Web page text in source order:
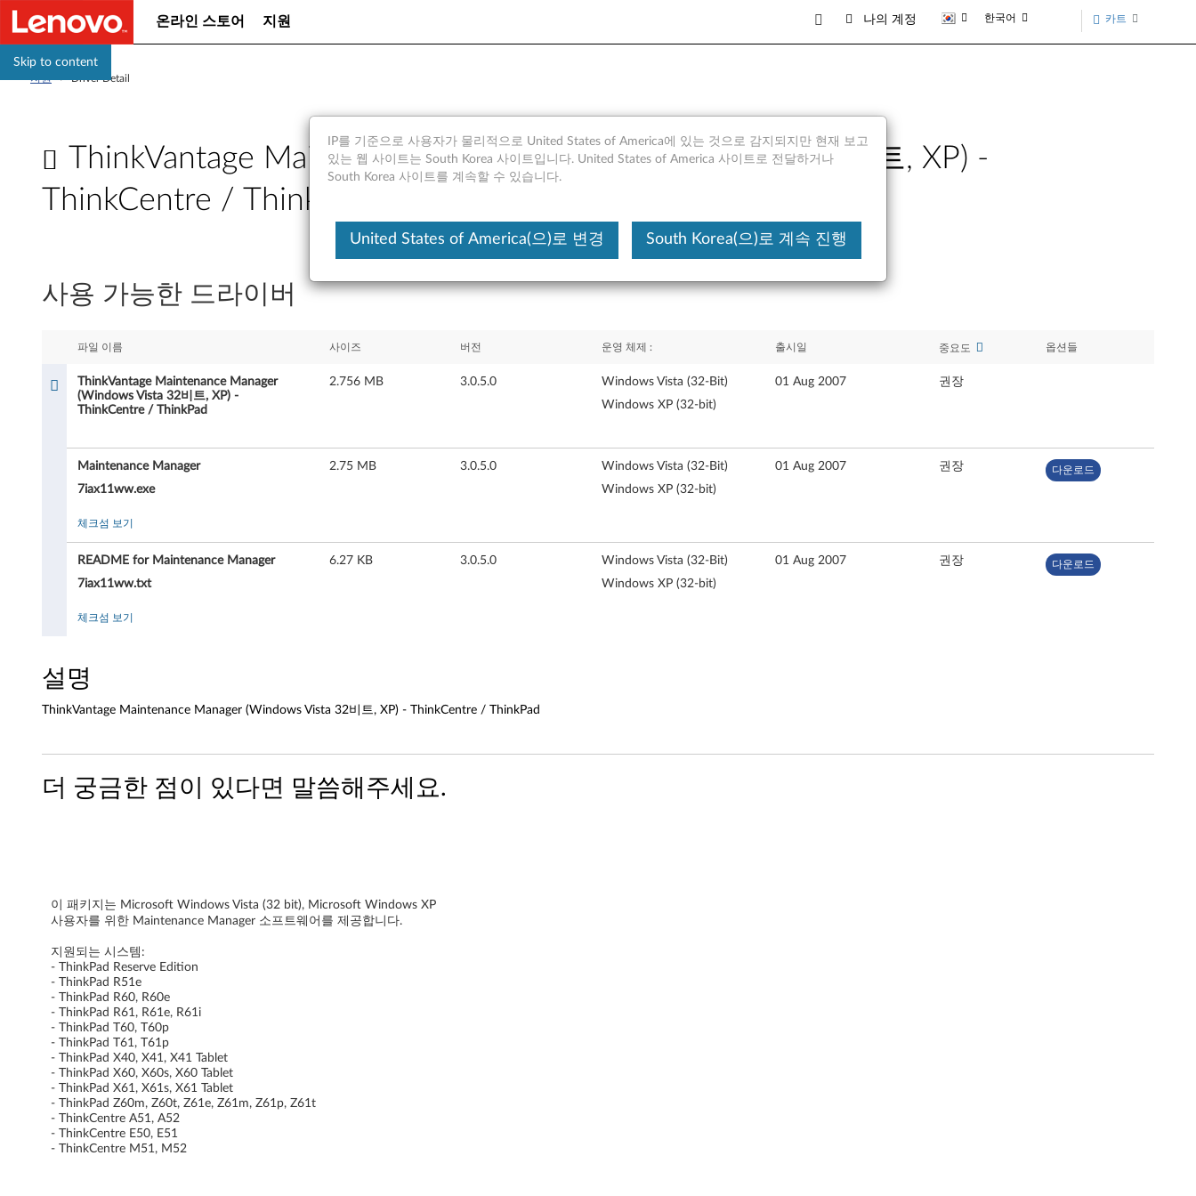
Skip to content
온라인 스토어 지원 나의 계정 한국어 카트
지원 >Driver Detail
ThinkVantage Maintenance Manager (Windows Vista 32비트, XP) -
ThinkCentre / ThinkPad
i
k
a
i
n
t
a
n
c
e
M
a
n
a
사용 가능한 드라이버
파일 이름 사이즈 버전 운영 체제 : 출시일 중요도 옵션들
ThinkVantage Maintenance Manager
(Windows Vista 32비트, XP) -
ThinkCentre / ThinkPad
2.756 MB 3.0.5.0
Windows Vista (32-Bit)
Windows XP (32-bit)
01 Aug 2007 권장
Maintenance Manager
7iax11ww.exe
2.75 MB 3.0.5.0
Windows Vista (32-Bit)
Windows XP (32-bit)
01 Aug 2007 권장 다운로드
체크섬 보기
README for Maintenance Manager
7iax11ww.txt
6.27 KB 3.0.5.0
Windows Vista (32-Bit)
Windows XP (32-bit)
01 Aug 2007 권장 다운로드
체크섬 보기
설명
ThinkVantage Maintenance Manager (Windows Vista 32비트, XP) - ThinkCentre / ThinkPad
더 궁금한 점이 있다면 말씀해주세요.
이 패키지는 Microsoft Windows Vista (32 bit), Microsoft Windows XP
사용자를 위한 Maintenance Manager 소프트웨어를 제공합니다.
지원되는 시스템:
- ThinkPad Reserve Edition
- ThinkPad R51e
- ThinkPad R60, R60e
- ThinkPad R61, R61e, R61i
- ThinkPad T60, T60p
- ThinkPad T61, T61p
- ThinkPad X40, X41, X41 Tablet
- ThinkPad X60, X60s, X60 Tablet
- ThinkPad X61, X61s, X61 Tablet
- ThinkPad Z60m, Z60t, Z61e, Z61m, Z61p, Z61t
- ThinkCentre A51, A52
- ThinkCentre E50, E51
- ThinkCentre M51, M52
IP를 기준으로 사용자가 물리적으로 United States of America에 있는 것으로 감지되지만 현재 보고
있는 웹 사이트는 South Korea 사이트입니다. United States of America 사이트로 전달하거나
South Korea 사이트를 계속할 수 있습니다.
United States of America(으)로 변경 South Korea(으)로 계속 진행